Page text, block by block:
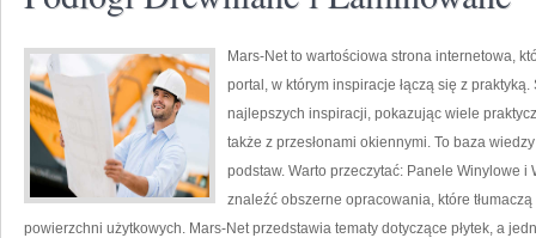
Mars-Net to wartościowa strona internetowa,
portal, w którym inspiracje łączą się z
najlepszych inspiracji, pokazując wiele
także z przesłonami okiennymi. To baza
podstaw. Warto przeczytać: Panele Winylowe
znaleźć obszerne opracowania, które
powierzchni użytkowych. Mars-Net przedstawia tematy dotyczące płytek, a